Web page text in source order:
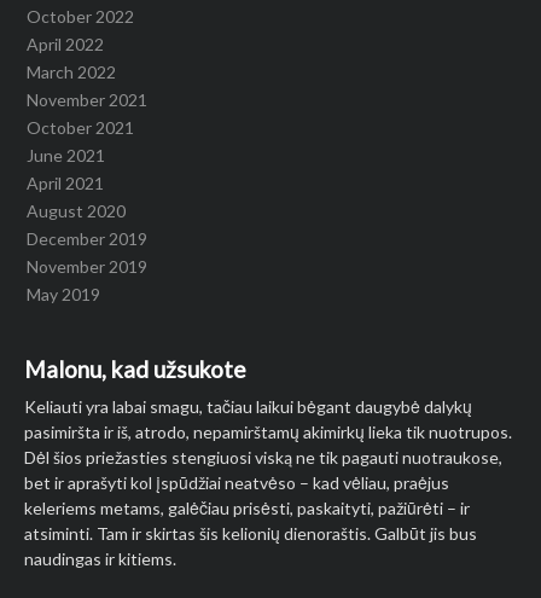
October 2022
April 2022
March 2022
November 2021
October 2021
June 2021
April 2021
August 2020
December 2019
November 2019
May 2019
Malonu, kad užsukote
Keliauti yra labai smagu, tačiau laikui bėgant daugybė dalykų
pasimiršta ir iš, atrodo, nepamirštamų akimirkų lieka tik nuotrupos.
Dėl šios priežasties stengiuosi viską ne tik pagauti nuotraukose,
bet ir aprašyti kol įspūdžiai neatvėso – kad vėliau, praėjus
keleriems metams, galėčiau prisėsti, paskaityti, pažiūrėti – ir
atsiminti. Tam ir skirtas šis kelionių dienoraštis. Galbūt jis bus
naudingas ir kitiems.